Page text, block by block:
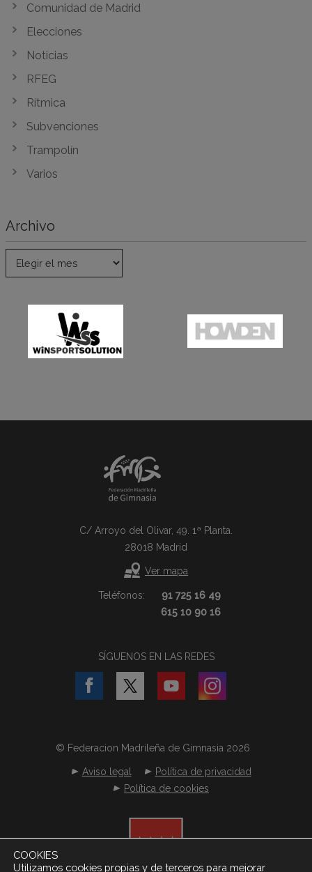
Comunidad de Madrid
Elecciones
Noticias
RFEG
Rítmica
Subvenciones
Trampolín
Varios
Archivo
C/ Arroyo del Olivar, 49. 1ª Planta.
28018 Madrid
Ver mapa
Teléfonos:
91 725 16 49
615 10 90 16
SÍGUENOS EN LAS REDES
© Federacion Madrileña de Gimnasia 2026
Aviso legal
Política de privacidad
Política de cookies
COOKIES
Utilizamos cookies propias y de terceros para mejorar